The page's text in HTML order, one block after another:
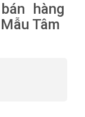
hàng
Tâm